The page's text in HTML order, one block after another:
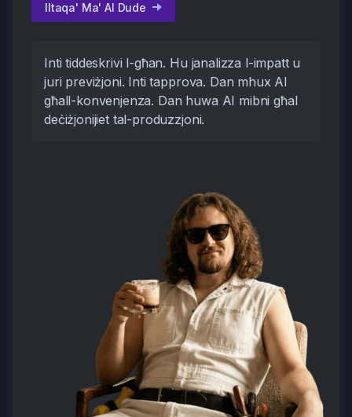
Iltaqa' Ma' AI Dude
Inti tiddeskrivi l-għan. Hu janalizza l-impatt u
juri previżjoni. Inti tapprova. Dan mhux AI
għall-konvenjenza. Dan huwa AI mibni għal
deċiżjonijiet tal-produzzjoni.